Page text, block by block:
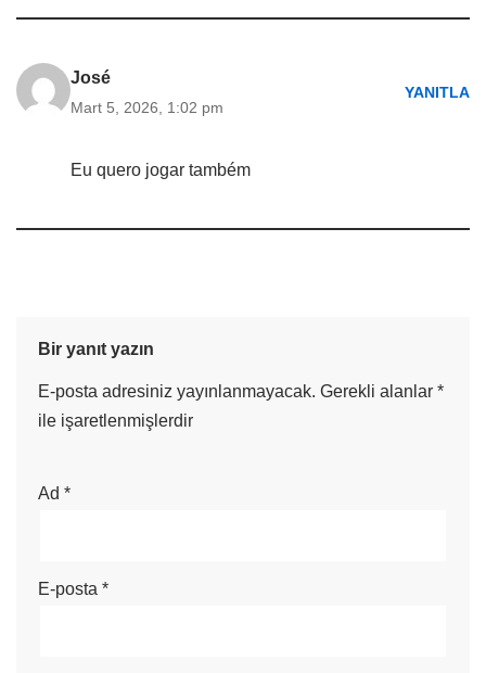
José
Mart 5, 2026, 1:02 pm
YANITLA
Eu quero jogar também
Bir yanıt yazın
E-posta adresiniz yayınlanmayacak. Gerekli alanlar *
ile işaretlenmişlerdir
Ad *
E-posta *